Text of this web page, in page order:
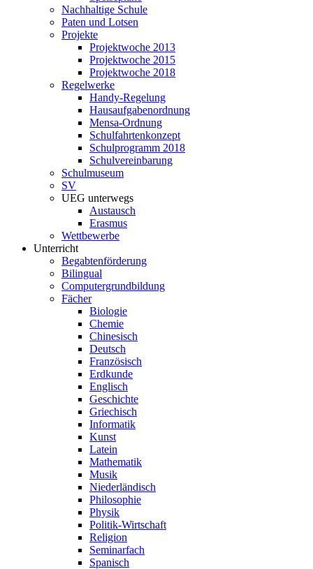
Nachhaltige Schule
Paten und Lotsen
Projekte
Projektwoche 2013
Projektwoche 2015
Projektwoche 2018
Regelwerke
Handy-Regelung
Hausaufgabenordnung
Mensa-Ordnung
Schulfahrtenkonzept
Schulprogramm 2018
Schulvereinbarung
Schulmuseum
SV
UEG unterwegs
Austausch
Erasmus
Wettbewerbe
Unterricht
Begabtenförderung
Bilingual
Computergrundbildung
Fächer
Biologie
Chemie
Chinesisch
Deutsch
Französisch
Erdkunde
Englisch
Geschichte
Griechisch
Informatik
Kunst
Latein
Mathematik
Musik
Niederländisch
Philosophie
Physik
Politik-Wirtschaft
Religion
Seminarfach
Spanisch